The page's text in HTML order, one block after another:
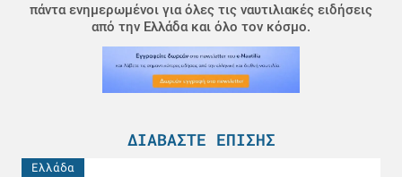
πάντα ενημερωμένοι για όλες τις ναυτιλιακές ειδήσεις
από την Ελλάδα και όλο τον κόσμο.
ΔΙΑΒΆΣΤΕ ΕΠΊΣΗΣ
Ελλάδα